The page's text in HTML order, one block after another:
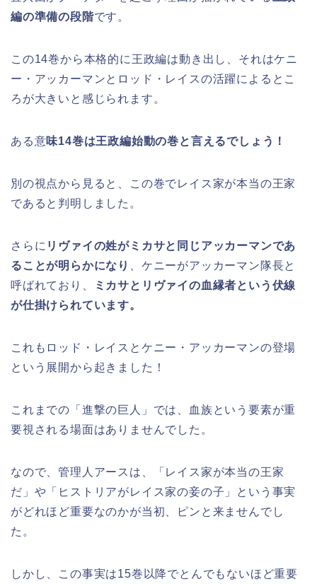
編の準備の段階です。
この14巻から本格的に王政編は動き出し、それはケニ
ー・アッカーマンとロッド・レイスの活躍によるとこ
ろが大きいと感じられます。
ある意味14巻は王政編始動の巻と言えるでしょう！
別の視点から見ると、この巻でレイス家が本当の王家
であると判明しました。
さらに リヴァイの姓がミカサと同じアッカーマンであ
ることが明らかになり
、ケニーがアッカーマン隊長と
呼ばれており、
ミカサとリヴァイの血縁者という伏線
が仕掛けられています。
これもロッド・レイスとケニー・アッカーマンの登場
という展開から起きました！
これまでの「進撃の巨人」では、血族という要素が重
要視される場面はありませんでした。
なので、管理人アースは、「レイス家が本当の王家
だ」や「ヒストリアがレイス家の妾の子」という事実
がどれほど重要なのかが当初、ピンと来ませんでし
た。
しかし、この事実は15巻以降でとんでもないほど重要